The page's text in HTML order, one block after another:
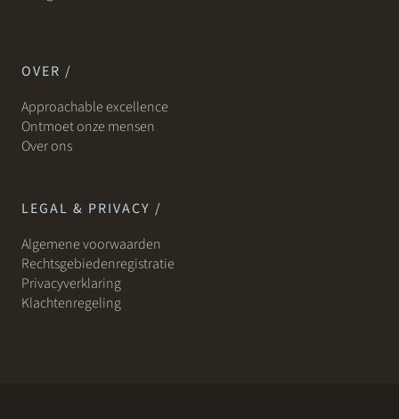
OVER /
Approachable excellence
Ontmoet onze mensen
Over ons
LEGAL & PRIVACY /
Algemene voorwaarden
Rechtsgebiedenregistratie
Privacyverklaring
Klachtenregeling